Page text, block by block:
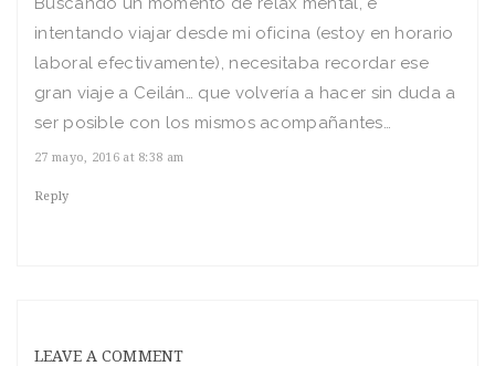
intentando viajar desde mi oficina (estoy en horario
laboral efectivamente), necesitaba recordar ese
gran viaje a Ceilán… que volvería a hacer sin duda a
ser posible con los mismos acompañantes…
27 mayo, 2016 at 8:38 am
Reply
LEAVE A COMMENT